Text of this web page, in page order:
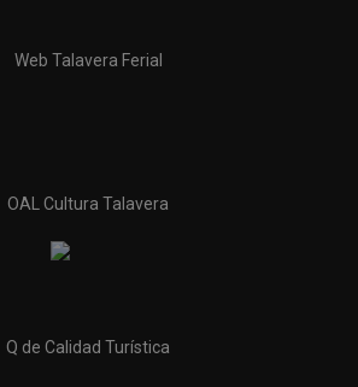
Web Talavera Ferial
OAL Cultura Talavera
Q de Calidad Turística